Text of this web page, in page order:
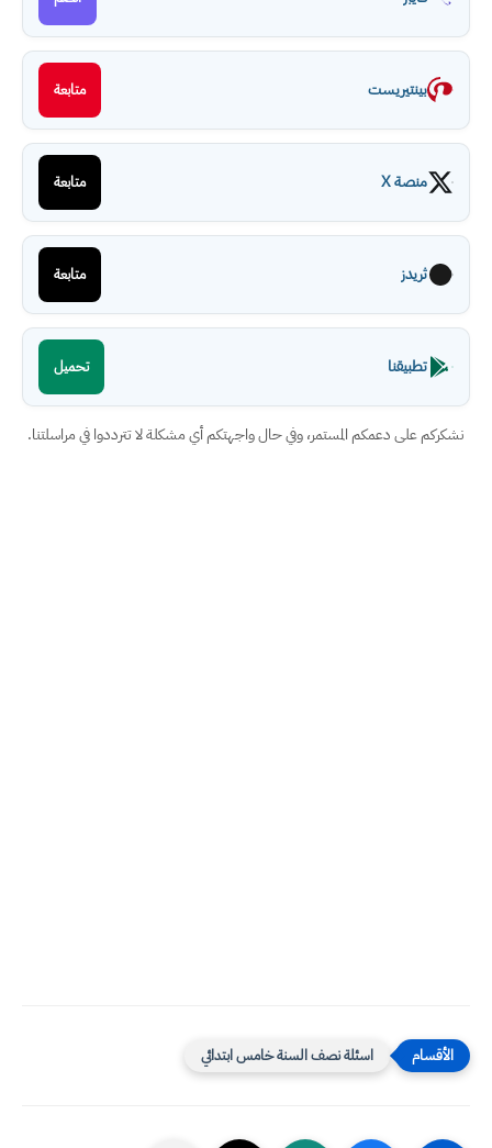
بينتيريست متابعة
منصة X متابعة
ثريدز متابعة
تطبيقنا تحميل
نشكركم على دعمكم المستمر، وفي حال واجهتكم أي مشكلة لا تترددوا في مراسلتنا.
اسئلة نصف السنة خامس ابتدائي